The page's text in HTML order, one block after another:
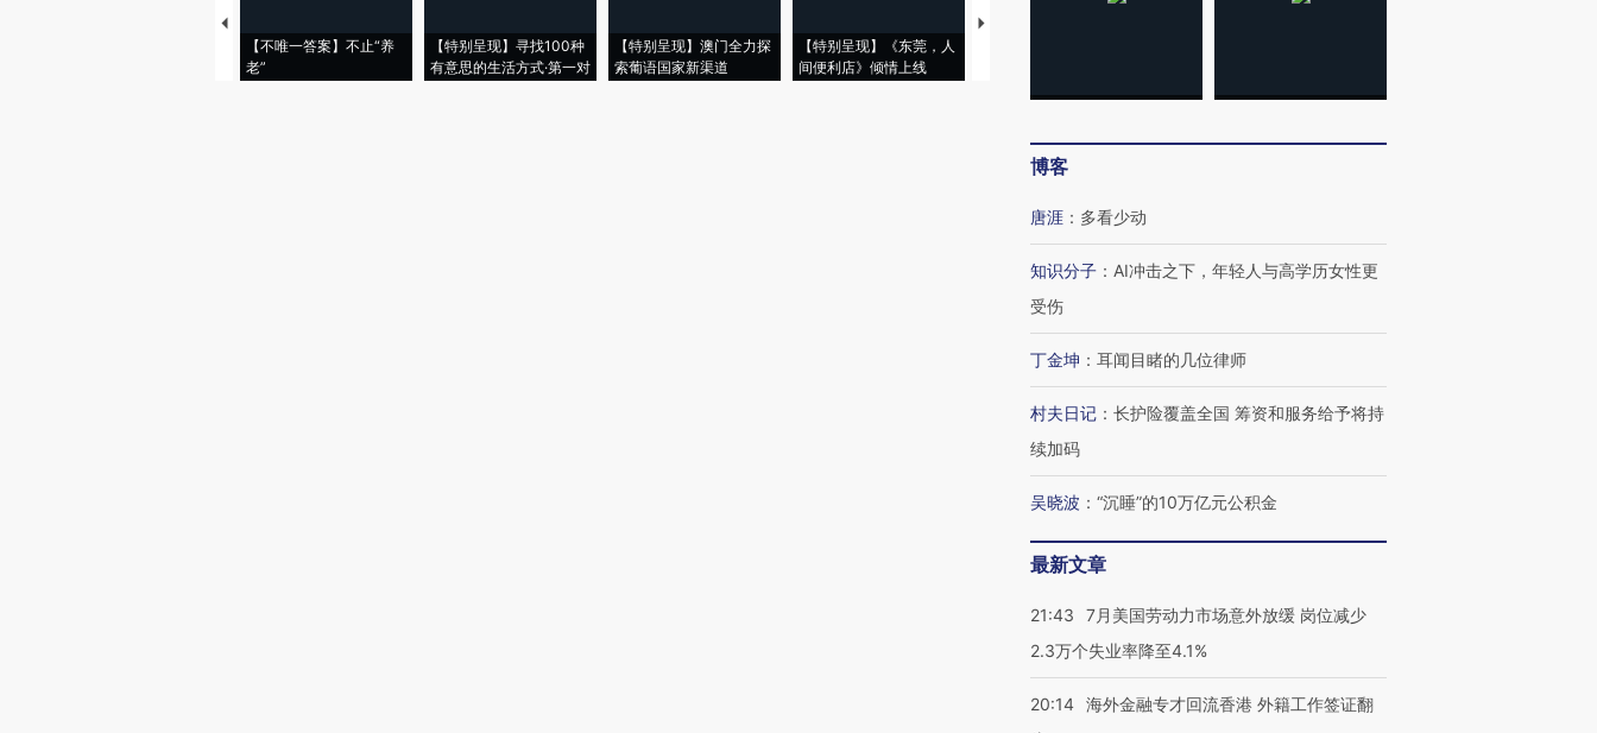
【不唯一答案】不止“养
老”
【特别呈现】寻找100种
有意思的生活方式·第一对
【特别呈现】澳门全力探
索葡语国家新渠道
【特别呈现】《东莞，人
间便利店》倾情上线
【推广】走进第四届链博
博客
唐涯 ： 多看少动
知识分子 ： AI冲击之下，年轻人与高学历女性更
受伤
丁金坤 ： 耳闻目睹的几位律师
村夫日记 ： 长护险覆盖全国 筹资和服务给予将持
续加码
吴晓波 ： “沉睡”的10万亿元公积金
最新文章
21:43
7月美国劳动力市场意外放缓 岗位减少
2.3万个失业率降至4.1%
20:14 海外金融专才回流香港 外籍工作签证翻